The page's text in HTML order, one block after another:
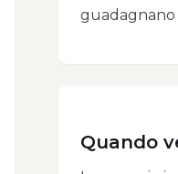
guadagnano
Quando